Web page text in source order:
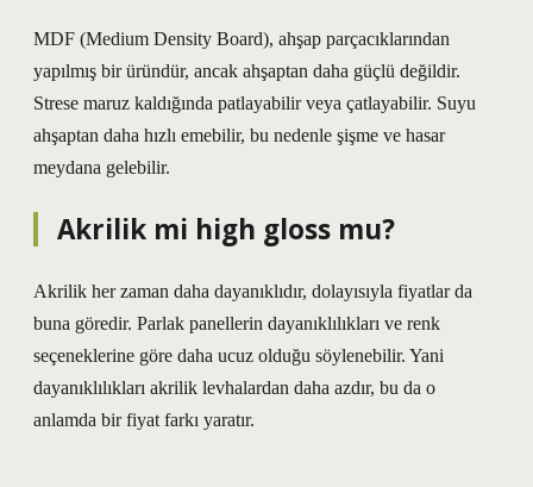
MDF (Medium Density Board), ahşap parçacıklarından
yapılmış bir üründür, ancak ahşaptan daha güçlü değildir.
Strese maruz kaldığında patlayabilir veya çatlayabilir. Suyu
ahşaptan daha hızlı emebilir, bu nedenle şişme ve hasar
meydana gelebilir.
Akrilik mi high gloss mu?
Akrilik her zaman daha dayanıklıdır, dolayısıyla fiyatlar da
buna göredir. Parlak panellerin dayanıklılıkları ve renk
seçeneklerine göre daha ucuz olduğu söylenebilir. Yani
dayanıklılıkları akrilik levhalardan daha azdır, bu da o
anlamda bir fiyat farkı yaratır.